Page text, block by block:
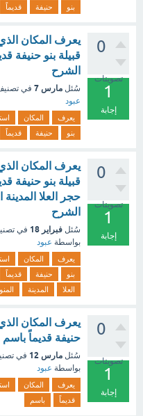
بنو
حنيفة قديماً
0
تصويتات
1
إجابة
يعرف المكان
قبيلة بنو حنيفة
الشرح
سُئل مارس 7 في
عبود
يعرف المكان
بنو
حنيفة قديماً
0
تصويتات
1
إجابة
يعرف المكان
قبيلة بنو حنيفة
حجر العلا
الشرح
سُئل فبراير 18 في
بواسطة عبود
يعرف المكان
بنو
حنيفة قديماً
العلا
المدينة
0
تصويتات
1
إجابة
يعرف المكان
حنيفة قديماً
سُئل مارس 12 في
بواسطة عبود
يعرف المكان
قديماً
باسم